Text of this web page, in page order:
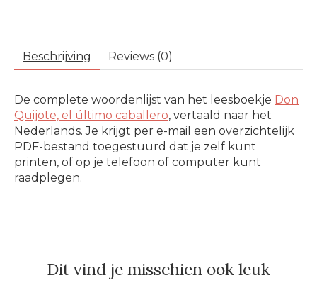
Beschrijving Reviews (0)
De complete woordenlijst van het leesboekje Don
Quijote, el último caballero, vertaald naar het
Nederlands. Je krijgt per e-mail een overzichtelijk
PDF-bestand toegestuurd dat je zelf kunt
printen, of op je telefoon of computer kunt
raadplegen.
Dit vind je misschien ook leuk